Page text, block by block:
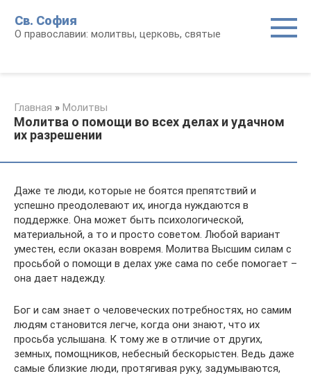
контенту
Св. София
О православии: молитвы, церковь, святые
Главная » Молитвы
Молитва о помощи во всех делах и удачном
их разрешении
Даже те люди, которые не боятся препятствий и
успешно преодолевают их, иногда нуждаются в
поддержке. Она может быть психологической,
материальной, а то и просто советом. Любой вариант
уместен, если оказан вовремя. Молитва Высшим силам с
просьбой о помощи в делах уже сама по себе помогает –
она дает надежду.
Бог и сам знает о человеческих потребностях, но самим
людям становится легче, когда они знают, что их
просьба услышана. К тому же в отличие от других,
земных, помощников, небесный бескорыстен. Ведь даже
самые близкие люди, протягивая руку, задумываются,